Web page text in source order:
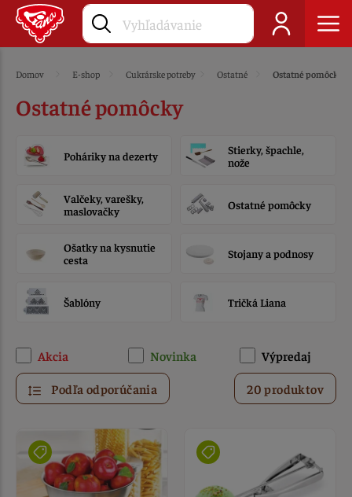
Domov E-shop Cukrárske potreby Ostatné Ostatné pomôcky
Ostatné pomôcky
Poháriky na dezerty
Stierky, špachle,
nože
Valčeky, varešky,
maslovačky
Ostatné pomôcky
Ošatky na kysnutie
cesta
Stojany a podnosy
Šablóny Tričká Liana
Akcia Novinka Výpredaj
Podľa odporúčania 20 produktov